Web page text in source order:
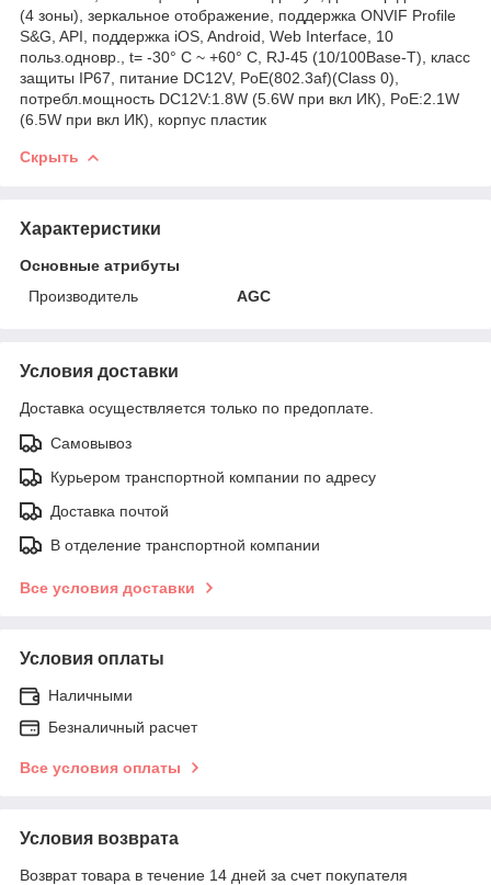
(4 зоны), зеркальное отображение, поддержка ONVIF Profile
S&G, API, поддержка iOS, Android, Web Interface, 10
польз.одновр., t= -30° C ~ +60° C, RJ-45 (10/100Base-T), класс
защиты IP67, питание DC12V, PoE(802.3af)(Class 0),
потребл.мощность DC12V:1.8W (5.6W при вкл ИК), PoE:2.1W
(6.5W при вкл ИК), корпус пластик
Скрыть
Характеристики
Основные атрибуты
Производитель
AGC
Условия доставки
Доставка осуществляется только по предоплате.
Самовывоз
Курьером транспортной компании по адресу
Доставка почтой
В отделение транспортной компании
Все условия доставки
Условия оплаты
Наличными
Безналичный расчет
Все условия оплаты
Условия возврата
Возврат товара в течение 14 дней за счет покупателя